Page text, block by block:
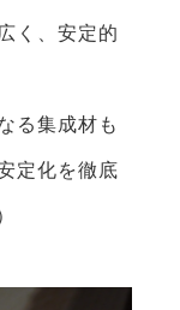
く、安定的
る集成材も
定化を徹底